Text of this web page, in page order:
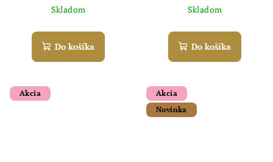
Skladom
Do košíka
Skladom
Do košíka
Akcia
Akcia
Novinka